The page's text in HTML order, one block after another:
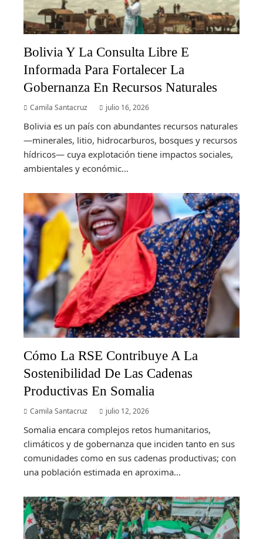
Bolivia Y La Consulta Libre E
Informada Para Fortalecer La
Gobernanza En Recursos Naturales
Camila Santacruz julio 16, 2026
Bolivia es un país con abundantes recursos naturales
—minerales, litio, hidrocarburos, bosques y recursos
hídricos— cuya explotación tiene impactos sociales,
ambientales y económic...
Cómo La RSE Contribuye A La
Sostenibilidad De Las Cadenas
Productivas En Somalia
Camila Santacruz julio 12, 2026
Somalia encara complejos retos humanitarios,
climáticos y de gobernanza que inciden tanto en sus
comunidades como en sus cadenas productivas; con
una población estimada en aproxima...